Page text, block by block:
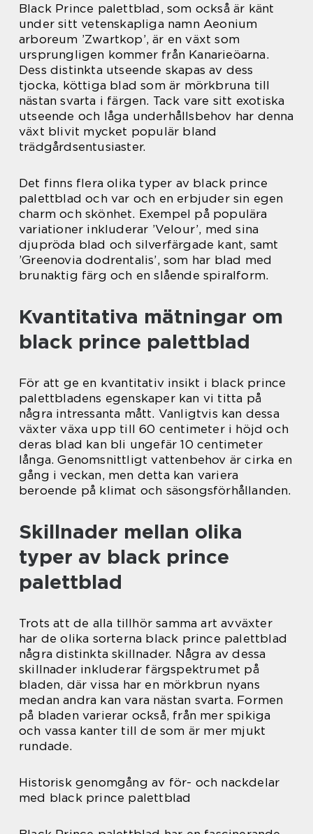
Black Prince palettblad, som också är känt
under sitt vetenskapliga namn Aeonium
arboreum ’Zwartkop’, är en växt som
ursprungligen kommer från Kanarieöarna.
Dess distinkta utseende skapas av dess
tjocka, köttiga blad som är mörkbruna till
nästan svarta i färgen. Tack vare sitt exotiska
utseende och låga underhållsbehov har denna
växt blivit mycket populär bland
trädgårdsentusiaster.
Det finns flera olika typer av black prince
palettblad och var och en erbjuder sin egen
charm och skönhet. Exempel på populära
variationer inkluderar ’Velour’, med sina
djupröda blad och silverfärgade kant, samt
’Greenovia dodrentalis’, som har blad med
brunaktig färg och en slående spiralform.
Kvantitativa mätningar om
black prince palettblad
För att ge en kvantitativ insikt i black prince
palettbladens egenskaper kan vi titta på
några intressanta mått. Vanligtvis kan dessa
växter växa upp till 60 centimeter i höjd och
deras blad kan bli ungefär 10 centimeter
långa. Genomsnittligt vattenbehov är cirka en
gång i veckan, men detta kan variera
beroende på klimat och säsongsförhållanden.
Skillnader mellan olika
typer av black prince
palettblad
Trots att de alla tillhör samma art avväxter
har de olika sorterna black prince palettblad
några distinkta skillnader. Några av dessa
skillnader inkluderar färgspektrumet på
bladen, där vissa har en mörkbrun nyans
medan andra kan vara nästan svarta. Formen
på bladen varierar också, från mer spikiga
och vassa kanter till de som är mer mjukt
rundade.
Historisk genomgång av för- och nackdelar
med black prince palettblad